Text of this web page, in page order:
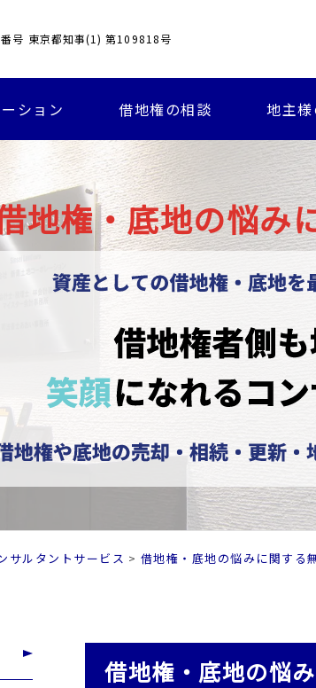
号 東京都知事(1) 第109818号
ション 借地権の相談 地主
地権・底地の悩み
サルタントサービス 借地権・底地の悩みに関する
借地権・底地の悩